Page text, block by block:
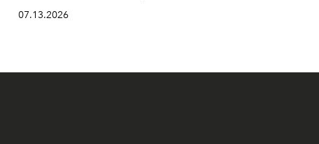
07.13.2026